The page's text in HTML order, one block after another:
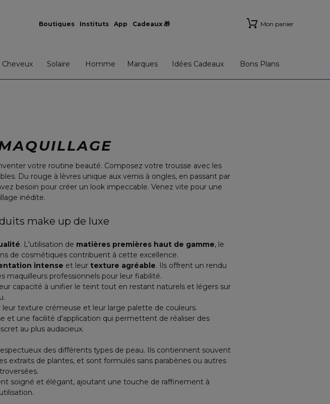
Boutiques Instituts App Cadeaux 🎁 Mon panier
Cheveux Solaire Homme Marques Idées Cadeaux Bons Plans
votre routine beauté. Composez votre trousse avec les
Du rouge à lèvres unique aux vernis à ongles, en passant par
besoin pour créer un look impeccable. Venez vite pour une
inédite.
make up de luxe
. L'utilisation de matières premières haut de gamme, le
de cosmétiques contribuent à cette excellence.
intense et leur texture agréable. Ils offrent un rendu
maquilleurs professionnels pour leur fiabilité.
capacité à unifier le teint tout en restant naturels et légers sur
texture crémeuse et leur large palette de couleurs.
et une facilité d'application qui permettent de réaliser des
au plus audacieux.
des différents types de peau. Ils contiennent souvent
extraits de plantes, et sont formulés sans parabènes ou autres
soigné et élégant, ajoutant une touche de raffinement à